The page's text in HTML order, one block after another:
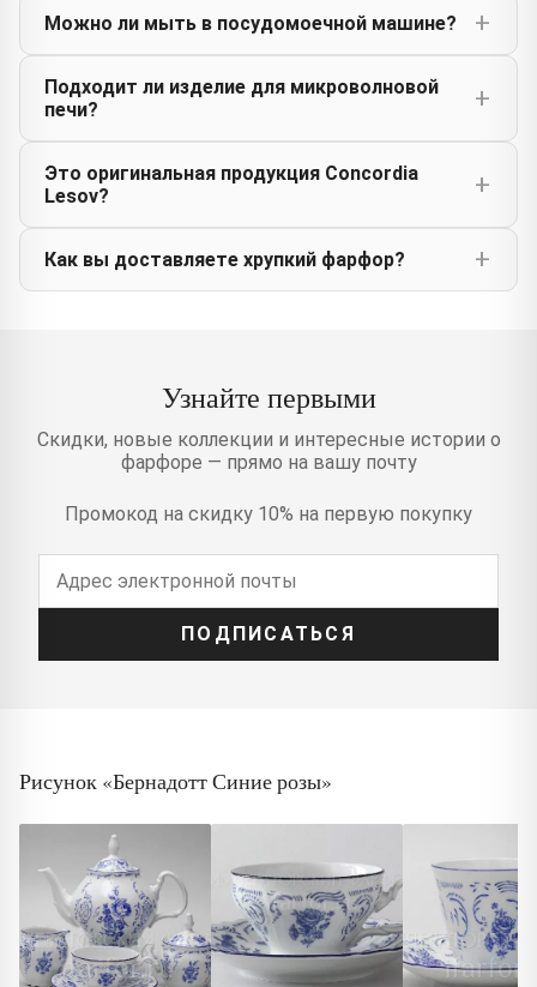
Можно ли мыть в посудомоечной машине?
Подходит ли изделие для микроволновой
печи?
Это оригинальная продукция Concordia
Lesov?
Как вы доставляете хрупкий фарфор?
Узнайте первыми
Скидки, новые коллекции и интересные истории о
фарфоре — прямо на вашу почту
Промокод на скидку 10% на первую покупку
ПОДПИСАТЬСЯ
Рисунок «Бернадотт Синие розы»